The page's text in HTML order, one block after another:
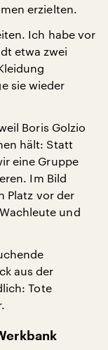
erzielten.
Ich habe vor
etwa zwei
sie wieder
Boris Golzio
hält: Statt
eine Gruppe
Im Bild
Platz vor der
und
aus der
Tote